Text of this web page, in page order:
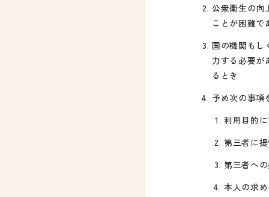
公衆衛生の向
ことが困難で
国の機関もし
力する必要が
るとき
予め次の事項
利用目的
第三者に
第三者へ
本人の求